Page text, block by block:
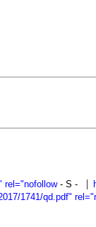
rel="nofollow- S - |
1741/qd.pdf"